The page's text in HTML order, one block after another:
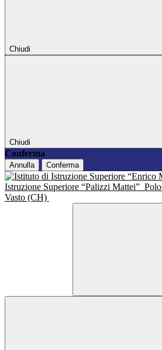
Chiudi
Chiudi
Conferma
Annulla Conferma
Istruzione Superiore “Palizzi Mattei”
Vasto (CH)